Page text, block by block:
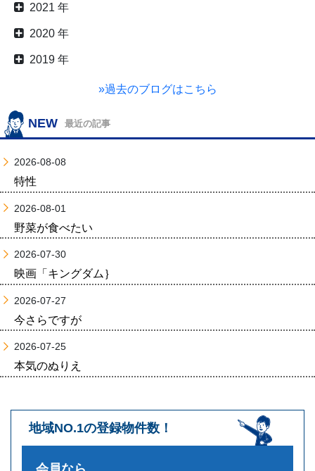
2021 年
2020 年
2019 年
»過去のブログはこちら
NEW 最近の記事
2026-08-08
特性
2026-08-01
野菜が食べたい
2026-07-30
映画「キングダム｝
2026-07-27
今さらですが
2026-07-25
本気のぬりえ
地域NO.1の登録物件数！